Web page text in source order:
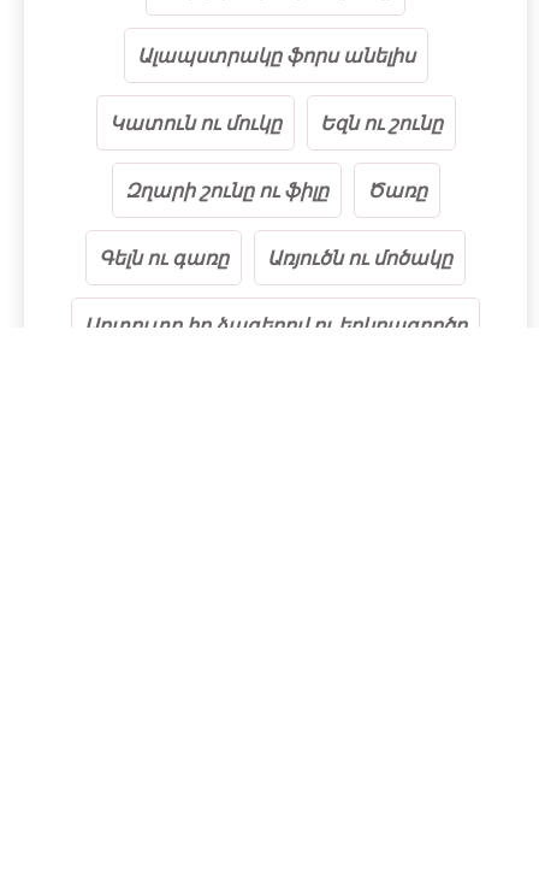
Ալապստրակը ֆորս անելիս
Կատուն ու մուկը Եզն ու շունը
Զղարի շունը ու ֆիլը Ծառը
Գելն ու գառը Առյուծն ու մոծակը
Արտուտը իր ձագերով ու երկրագործը